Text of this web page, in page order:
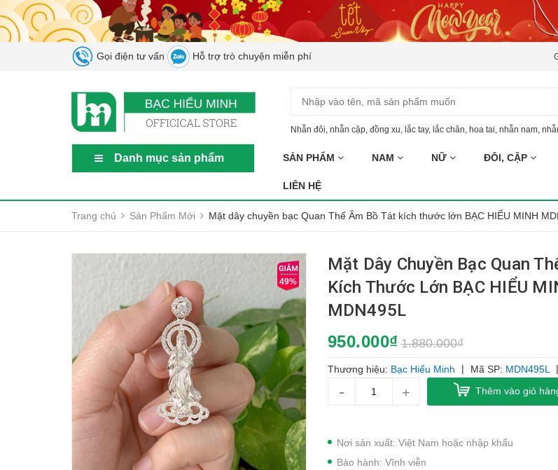
Gọi điện tư vấn Hỗ trợ trò chuyện miễn phí
Nhẫn đôi nhẫn cặp đồng xu lắc tay, lắc chân hoa tai nhẫn nam
Danh mục sản phẩm SẢN PHẨM NAM NỮ ĐÔI, CẶP
LIÊN HỆ
Trang chủ Sản Phẩm Mới Mặt dây chuyền bạc Quan Thế Âm Bồ Tát kích thước lớn BẠC HIỂU MINH
49%
Mặt Dây Chuyền Bạc Quan
Kích Thước Lớn BẠC HIỂU
MDN495L
950.000₫ 1.880.000₫
Thương hiệu: Bạc Hiểu Minh | Mã SP: MDN495L |
- + Thêm vào giỏ
Nơi sản xuất: Việt Nam hoặc nhập khẩu
Bảo hành: Vĩnh viễn